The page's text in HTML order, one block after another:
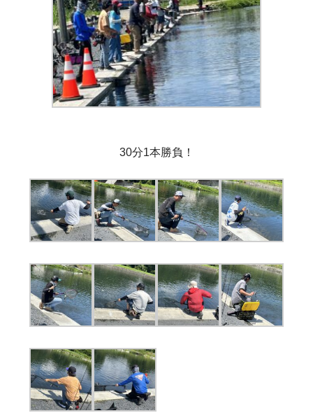
30分1本勝負！